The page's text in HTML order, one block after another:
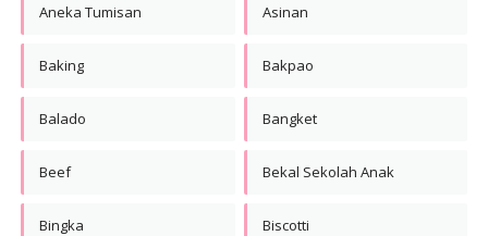
Aneka Tumisan Asinan
Baking Bakpao
Balado Bangket
Beef Bekal Sekolah Anak
Bingka Biscotti